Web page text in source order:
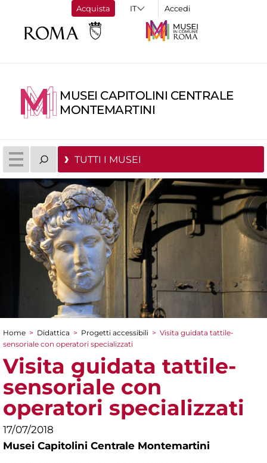
Acquista Accedi
MUSEI CAPITOLINI CENTRALE
MONTEMARTINI
TUTTI I MUSEI
Tu sei qui
Home > Didattica > Progetti accessibili > Visita guidata tattile-
sensoriale con operatori specializzati
Visita guidata tattile-
sensoriale con
operatori specializzati
17/07/2018
Musei Capitolini Centrale Montemartini